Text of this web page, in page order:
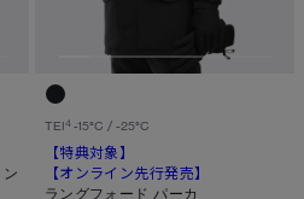
パンTシャツ
パンTシャツ
下取り申請
TEI4-15°C / -25°C
【特典対象】
【オンライン先行発売】
ラングフォード パーカ